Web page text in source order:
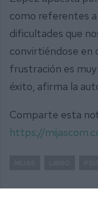
como referentes
dificultades que
convirtiéndose en
frustración es
éxito, afirma la
Comparte esta
https://